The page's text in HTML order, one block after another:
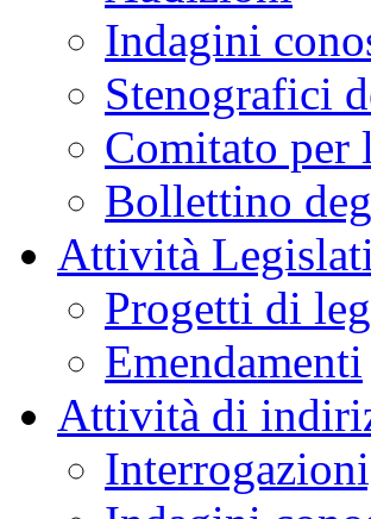
Indagini
Stenografici
Comitato per
Bollettino
Attività
Progetti di
Emendamenti
Attività di